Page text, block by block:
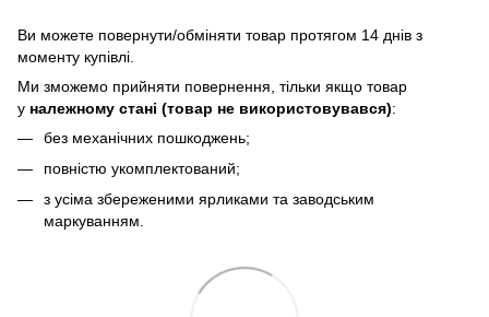
Bи можете повернути/обміняти товар протягом 14 днів з
моменту купівлі.
Ми зможемо прийняти повернення, тільки якщо товар
у належному стані (товар не використовувався):
без механічних пошкоджень;
повністю укомплектований;
з усіма збереженими ярликами та заводським
маркуванням.